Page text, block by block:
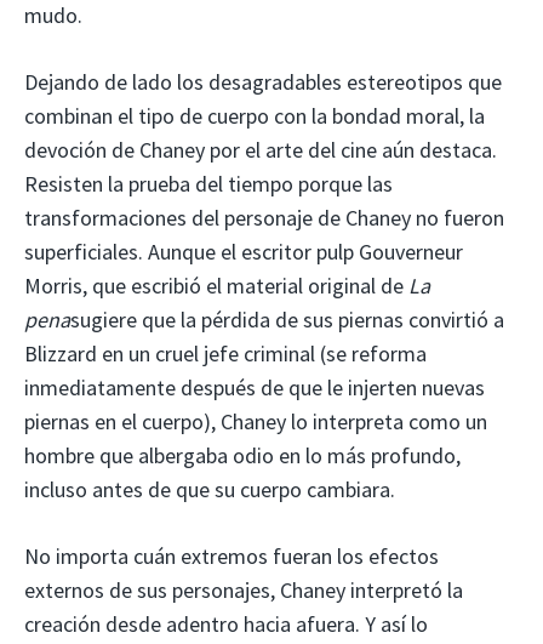
mudo.
Dejando de lado los desagradables estereotipos que
combinan el tipo de cuerpo con la bondad moral, la
devoción de Chaney por el arte del cine aún destaca.
Resisten la prueba del tiempo porque las
transformaciones del personaje de Chaney no fueron
superficiales. Aunque el escritor pulp Gouverneur
Morris, que escribió el material original de La
penasugiere que la pérdida de sus piernas convirtió a
Blizzard en un cruel jefe criminal (se reforma
inmediatamente después de que le injerten nuevas
piernas en el cuerpo), Chaney lo interpreta como un
hombre que albergaba odio en lo más profundo,
incluso antes de que su cuerpo cambiara.
No importa cuán extremos fueran los efectos
externos de sus personajes, Chaney interpretó la
creación desde adentro hacia afuera. Y así lo